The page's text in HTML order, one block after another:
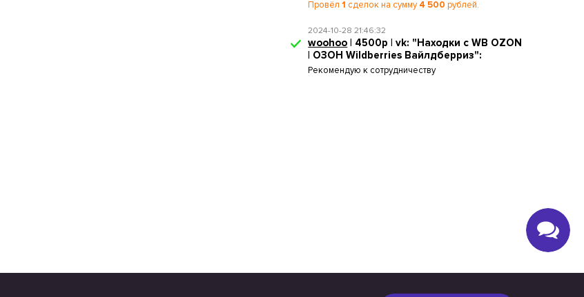
Провёл1 сделок на сумму4 500 рублей.
2024-10-28 21:46:32
woohoo | 4500р | vk: "Находки с WB OZON
| ОЗОН Wildberries Вайлдберриз":
Рекомендую к сотрудничеству